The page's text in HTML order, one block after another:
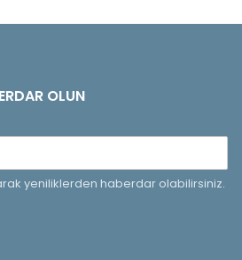
OLUN
yeniliklerden haberdar olabilirsiniz.